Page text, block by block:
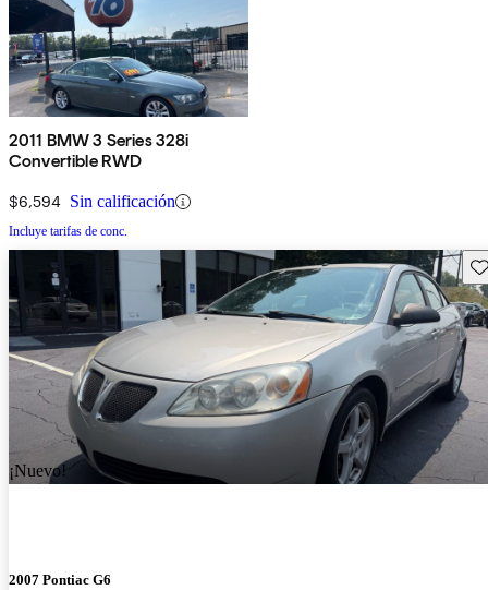
2011 BMW 3 Series 328i
Convertible RWD
$6,594 Sin calificación
Incluye tarifas de conc.
¡Nuevo!
2007 Pontiac G6